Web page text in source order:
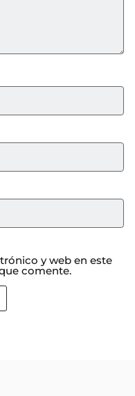
y web en este
comente.